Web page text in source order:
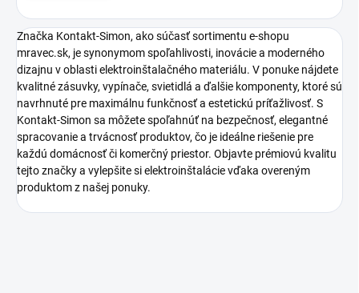
Značka Kontakt-Simon, ako súčasť sortimentu e-shopu
mravec.sk, je synonymom spoľahlivosti, inovácie a moderného
dizajnu v oblasti elektroinštalačného materiálu. V ponuke nájdete
kvalitné zásuvky, vypínače, svietidlá a ďalšie komponenty, ktoré sú
navrhnuté pre maximálnu funkčnosť a estetickú príťažlivosť. S
Kontakt-Simon sa môžete spoľahnúť na bezpečnosť, elegantné
spracovanie a trvácnosť produktov, čo je ideálne riešenie pre
každú domácnosť či komerčný priestor. Objavte prémiovú kvalitu
tejto značky a vylepšite si elektroinštalácie vďaka overeným
produktom z našej ponuky.